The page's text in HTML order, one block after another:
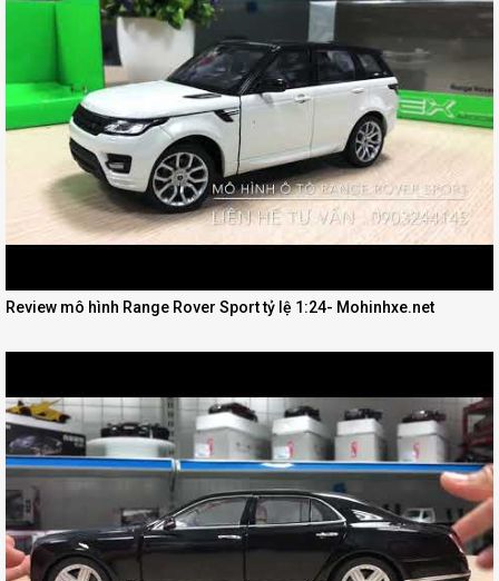
Review mô hình Range Rover Sport tỷ lệ 1:24- Mohinhxe.net